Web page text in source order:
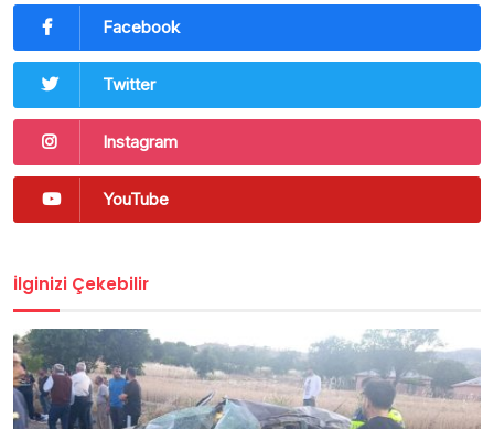
Facebook
Twitter
Instagram
YouTube
İlginizi Çekebilir